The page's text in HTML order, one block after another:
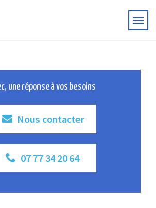
une réponse à vos besoins
Nous contacter
07 77 34 20 64